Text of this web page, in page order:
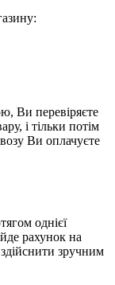
Ви перевіряєте
і тільки потім
Ви оплачуєте
однієї
рахунок на
зручним